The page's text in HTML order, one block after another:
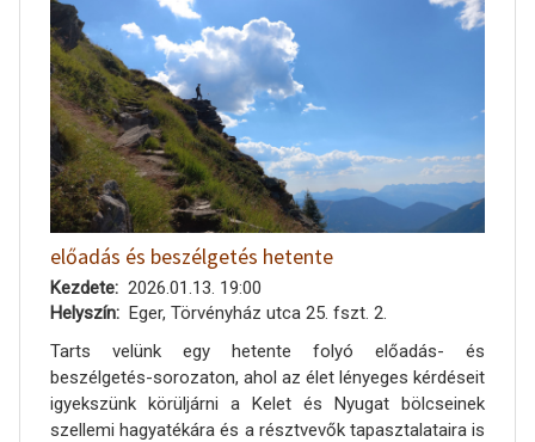
előadás és beszélgetés hetente
Kezdete
2026.01.13. 19:00
Helyszín
Eger, Törvényház utca 25. fszt. 2.
Tarts velünk egy hetente folyó előadás- és
beszélgetés-sorozaton, ahol az élet lényeges kérdéseit
igyekszünk körüljárni a Kelet és Nyugat bölcseinek
szellemi hagyatékára és a résztvevők tapasztalataira is